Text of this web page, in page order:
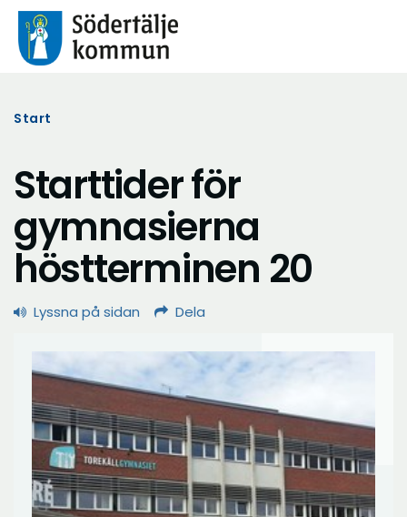
Start
Starttider för
gymnasierna
höstterminen 20
Lyssna på sidan Dela